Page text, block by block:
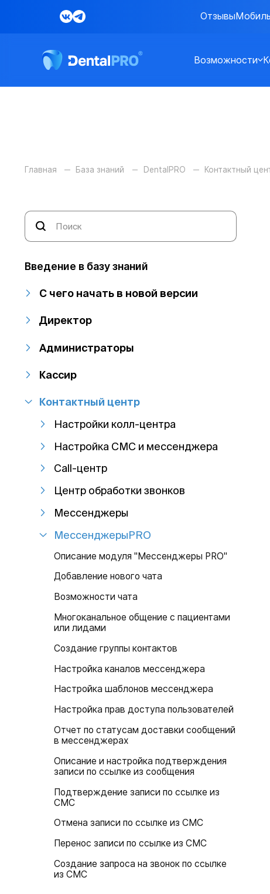
Отзывы
Возможности
Главная База знаний DentalPRO Контактный
Введение в базу знаний
С чего начать в новой версии
Директор
Администраторы
Кассир
Контактный центр
Настройки колл-центра
Настройка СМС и мессенджера
Call-центр
Центр обработки звонков
Мессенджеры
МессенджерыPRO
Описание модуля "Мессенджеры PRO"
Добавление нового чата
Возможности чата
Многоканальное общение с пациентами
или лидами
Создание группы контактов
Настройка каналов мессенджера
Настройка шаблонов мессенджера
Настройка прав доступа пользователей
Отчет по статусам доставки сообщений
в мессенджерах
Описание и настройка подтверждения
записи по ссылке из сообщения
Подтверждение записи по ссылке из
СМС
Отмена записи по ссылке из СМС
Перенос записи по ссылке из СМС
Создание запроса на звонок по ссылке
из СМС